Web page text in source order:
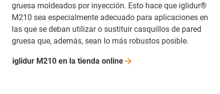
gruesa moldeados por inyección. Esto hace que iglidur®
M210 sea especialmente adecuado para aplicaciones en
las que se deban utilizar o sustituir casquillos de pared
gruesa que, además, sean lo más robustos posible.
iglidur M210 en la tienda online